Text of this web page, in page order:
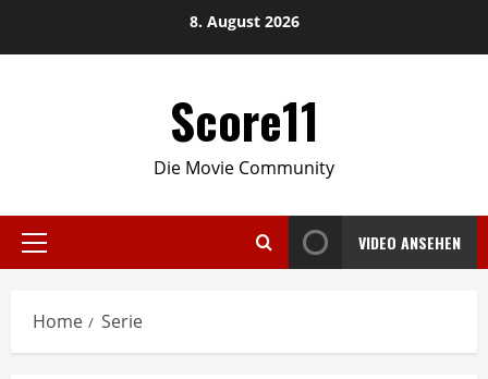
8. August 2026
Score11
Die Movie Community
Primary
VIDEO ANSEHEN
Home Serie